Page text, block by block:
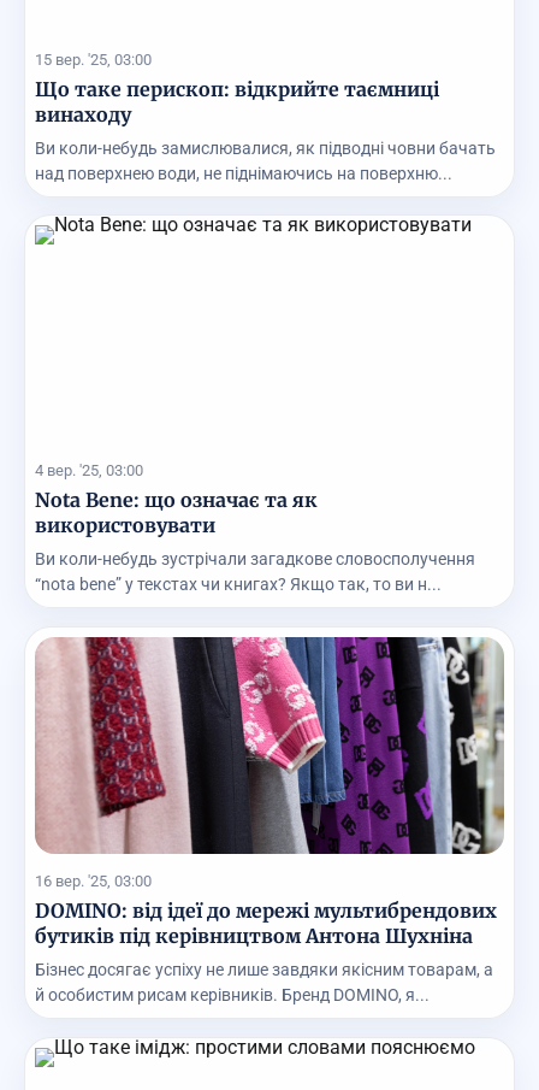
15 вер. '25, 03:00
Що таке перископ: відкрийте таємниці
винаходу
Ви коли-небудь замислювалися, як підводні човни бачать
над поверхнею води, не піднімаючись на поверхню...
4 вер. '25, 03:00
Nota Bene: що означає та як
використовувати
Ви коли-небудь зустрічали загадкове словосполучення
“nota bene” у текстах чи книгах? Якщо так, то ви н...
16 вер. '25, 03:00
DOMINO: від ідеї до мережі мультибрендових
бутиків під керівництвом Антона Шухніна
Бізнес досягає успіху не лише завдяки якісним товарам, а
й особистим рисам керівників. Бренд DOMINO, я...